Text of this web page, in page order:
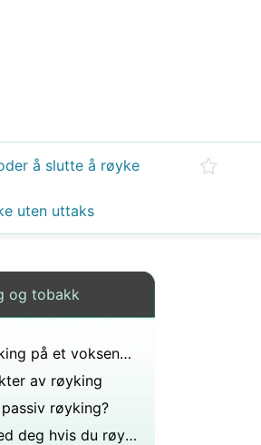
å slutte å røyke
uten uttaks
og tobakk
Effekten av røyking på et voksende barn
av røyking
røyking?
Hva kan skje med deg hvis du røyker?